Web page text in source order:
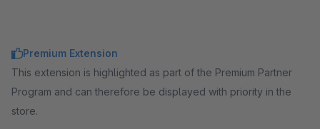
Premium Extension
This extension is highlighted as part of the Premium Partner
Program and can therefore be displayed with priority in the
store.